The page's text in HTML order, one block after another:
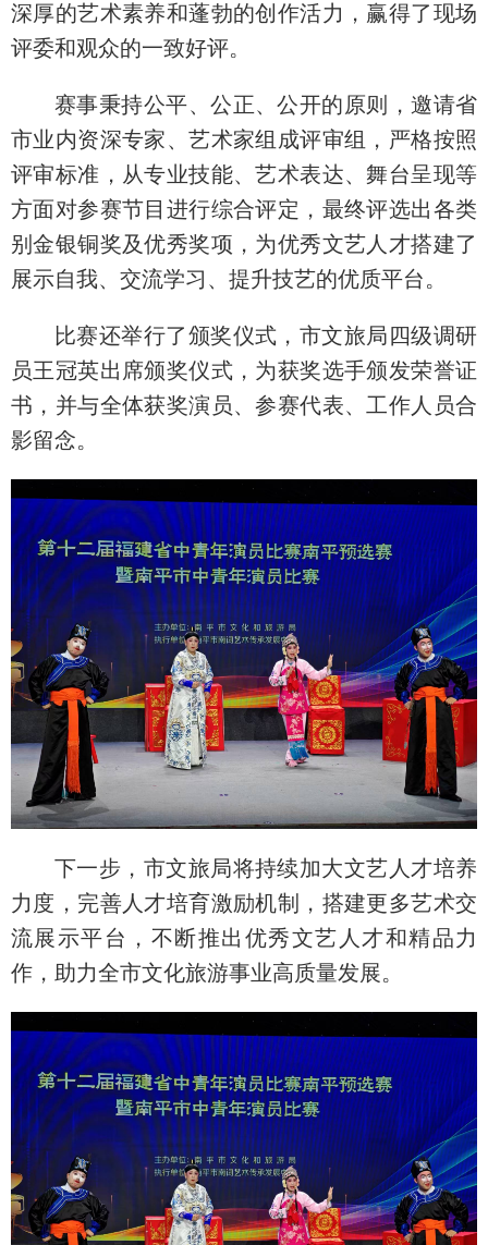
深厚的艺术素养和蓬勃的创作活力，赢得了现场
评委和观众的一致好评。
赛事秉持公平、公正、公开的原则，邀请省
市业内资深专家、艺术家组成评审组，严格按照
评审标准，从专业技能、艺术表达、舞台呈现等
方面对参赛节目进行综合评定，最终评选出各类
别金银铜奖及优秀奖项，为优秀文艺人才搭建了
展示自我、交流学习、提升技艺的优质平台。
比赛还举行了颁奖仪式，市文旅局四级调研
员王冠英出席颁奖仪式，为获奖选手颁发荣誉证
书，并与全体获奖演员、参赛代表、工作人员合
影留念。
下一步，市文旅局将持续加大文艺人才培养
力度，完善人才培育激励机制，搭建更多艺术交
流展示平台，不断推出优秀文艺人才和精品力
作，助力全市文化旅游事业高质量发展。